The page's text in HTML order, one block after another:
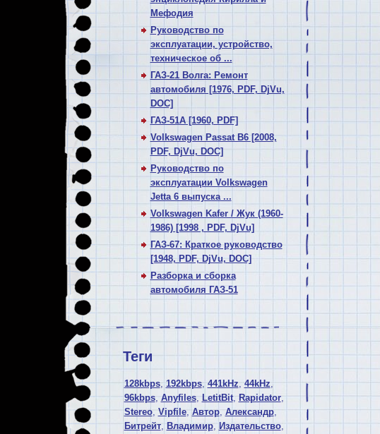
Мефодия
Руководство по
эксплуатации, устройство,
техническое об ...
ГАЗ-21 Волга: Ремонт
автомобиля [1976, PDF, DjVu,
DOC]
ГАЗ-51А [1960, PDF]
Volkswagen Passat В6 [2008,
PDF, DjVu, DOC]
Руководство по
эксплуатации Volkswagen
Jetta 6 выпуска ...
Volkswagen Kafer / Жук (1960-
1986) [1998 , PDF, DjVu]
ГАЗ-67: Краткое руководство
[1948, PDF, DjVu, DOC]
Разборка и сборка
автомобиля ГАЗ-51
Теги
128kbps, 192kbps, 441kHz, 44kHz,
96kbps, Anyfiles, LetitBit, Rapidator,
Stereo, Vipfile, Автор, Александр,
Битрейт, Владимир, Издательство,